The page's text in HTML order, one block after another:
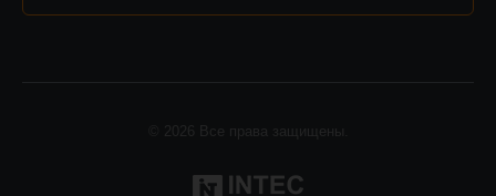
© 2026 Все права защищены.